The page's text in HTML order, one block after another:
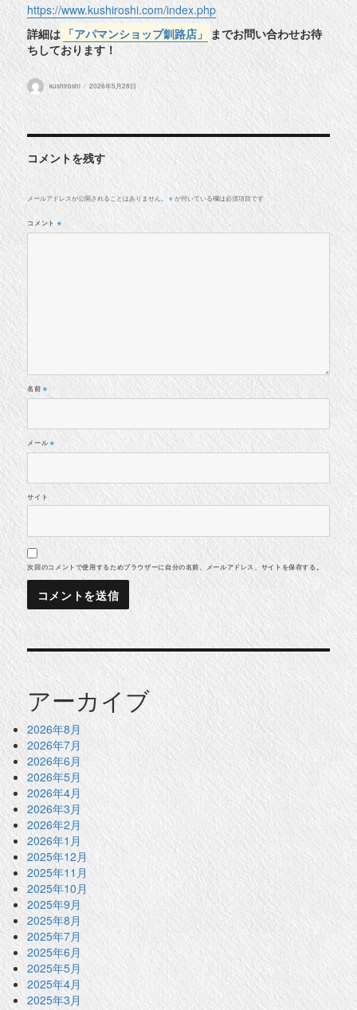
https://www.kushiroshi.com/index.php
詳細は 「アパマンショップ釧路店」 までお問い合わせお待
ちしております！
投
kushiroshi
投
2026年5月28日
コメントを残す
メールアドレスが公開されることはありません。 ※ が付いている欄は必須項目です
コメント ※
名前※
メール ※
サイト
次回のコメントで使用するためブラウザーに自分の名前、メールアドレス、サイトを保存する。
アーカイブ
2026年8月
2026年7月
2026年6月
2026年5月
2026年4月
2026年3月
2026年2月
2026年1月
2025年12月
2025年11月
2025年10月
2025年9月
2025年8月
2025年7月
2025年6月
2025年5月
2025年4月
2025年3月